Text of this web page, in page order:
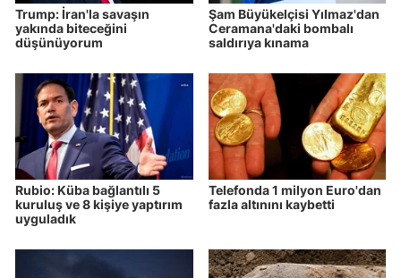
Trump: İran'la savaşın
yakında biteceğini
düşünüyorum
Şam Büyükelçisi Yılmaz'dan
Ceramana'daki bombalı
saldırıya kınama
Rubio: Küba bağlantılı 5
kuruluş ve 8 kişiye yaptırım
uyguladık
Telefonda 1 milyon Euro'dan
fazla altınını kaybetti